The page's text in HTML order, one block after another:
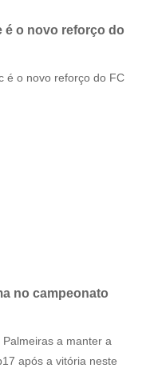
é o novo reforço do
é o novo reforço do FC
no campeonato
a manter a
após a vitória neste